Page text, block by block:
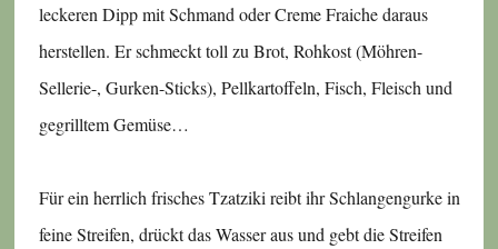
leckeren Dipp mit Schmand oder Creme Fraiche daraus
herstellen. Er schmeckt toll zu Brot, Rohkost (Möhren-
Sellerie-, Gurken-Sticks), Pellkartoffeln, Fisch, Fleisch und
gegrilltem Gemüse…
Für ein herrlich frisches Tzatziki reibt ihr Schlangengurke in
feine Streifen, drückt das Wasser aus und gebt die Streifen